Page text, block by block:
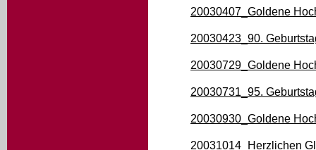
20030407_Goldene
20030423_90.
20030729_Goldene
20030731_95.
20030930_Goldene
20031014_Herzlichen